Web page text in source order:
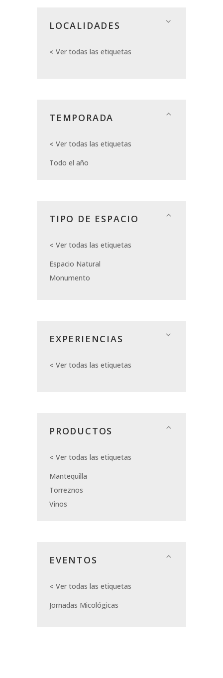
LOCALIDADES
Ver todas las etiquetas
TEMPORADA
Ver todas las etiquetas
Todo el año
TIPO DE ESPACIO
Ver todas las etiquetas
Espacio Natural
Monumento
EXPERIENCIAS
Ver todas las etiquetas
PRODUCTOS
Ver todas las etiquetas
Mantequilla
Torreznos
Vinos
EVENTOS
Ver todas las etiquetas
Jornadas Micológicas